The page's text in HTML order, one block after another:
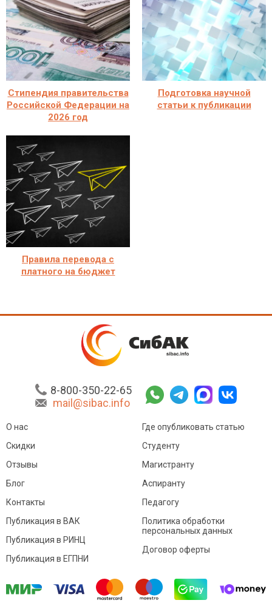
Стипендия правительства
Российской Федерации на
2026 год
Подготовка научной
статьи к публикации
Правила перевода с
платного на бюджет
8-800-350-22-65
mail@sibac.info
О нас
Скидки
Отзывы
Блог
Контакты
Где опубликовать статью
Студенту
Магистранту
Аспиранту
Педагогу
Публикация в ВАК
Публикация в РИНЦ
Публикация в ЕГПНИ
Политика обработки
персональных данных
Договор оферты